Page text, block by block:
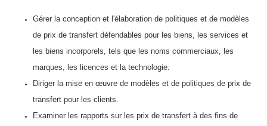
Gérer la conception et l'élaboration de politiques et de modèles
de prix de transfert défendables pour les biens, les services et
les biens incorporels, tels que les noms commerciaux, les
marques, les licences et la technologie.
Diriger la mise en œuvre de modèles et de politiques de prix de
transfert pour les clients.
Examiner les rapports sur les prix de transfert à des fins de